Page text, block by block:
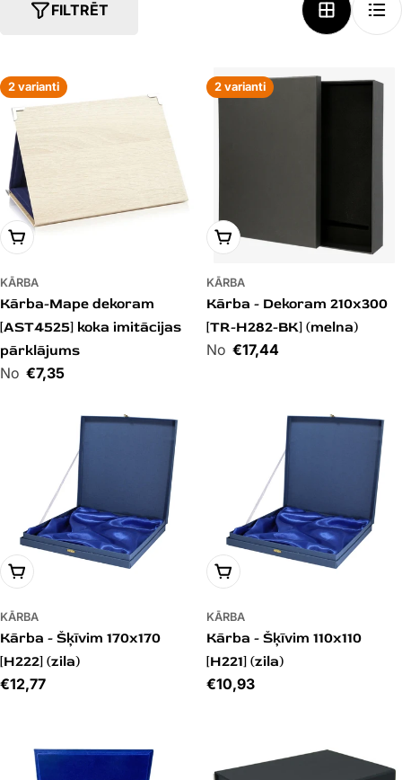
J
A
FILTRĒT
2 varianti
PIEVIENOT GROZAM
KĀRBA
Kārba-Mape dekoram
[AST4525] koka imitācijas
pārklājums
Cena€7,35
2 varianti
PIEVIENOT GROZAM
KĀRBA
Kārba - Dekoram 210x300
[TR-H282-BK] (melna)
Cena€17,44
PIEVIENOT GROZAM
KĀRBA
Kārba - Šķīvim 170x170
[H222] (zila)
Cena
€12,77
PIEVIENOT GROZAM
KĀRBA
Kārba - Šķīvim 110x110
[H221] (zila)
Cena
€10,93